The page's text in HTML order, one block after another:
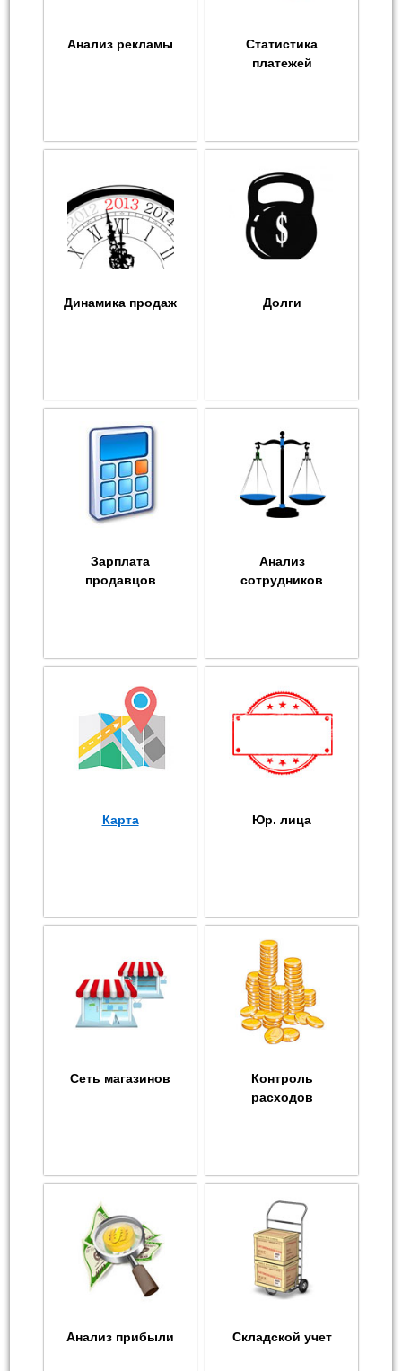
Анализ рекламы
Статистика
платежей
Динамика продаж Долги
Зарплата
продавцов
Анализ
сотрудников
Карта Юр. лица
Сеть магазинов
Контроль
расходов
Анализ прибыли Складской учет